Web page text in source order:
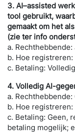
3. AI–assisted
tool gebruikt,
gemaakt om hetals
(zie ter info
a.
b. Hoe
c. Betaling:
4. Volledig AI-
a. Rechthebbende:
b. Hoe registreren:
c. Betaling: Geen, r
betaling mogelijk;